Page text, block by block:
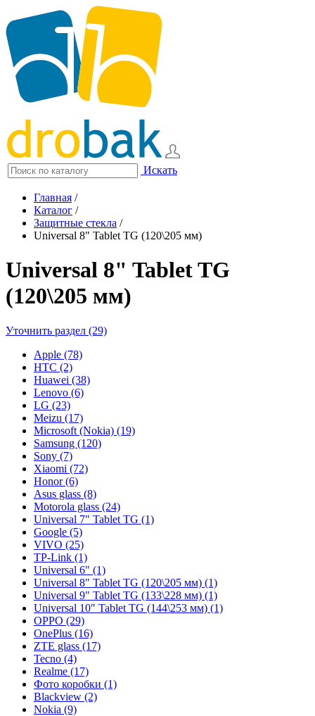
Искать
Главная /
Каталог /
Защитные стекла /
Universal 8" Tablet TG (120\205 мм)
Universal 8" Tablet TG
(120\205 мм)
Уточнить раздел (29)
Apple (78)
HTC (2)
Huawei (38)
Lenovo (6)
LG (23)
Meizu (17)
Microsoft (Nokia) (19)
Samsung (120)
Sony (7)
Xiaomi (72)
Honor (6)
Asus glass (8)
Motorola glass (24)
Universal 7" Tablet TG (1)
Google (5)
VIVO (25)
TP-Link (1)
Universal 6" (1)
Universal 8" Tablet TG (120\205 мм) (1)
Universal 9" Tablet TG (133\228 мм) (1)
Universal 10" Tablet TG (144\253 мм) (1)
OPPO (29)
OnePlus (16)
ZTE glass (17)
Tecno (4)
Realme (17)
Фото коробки (1)
Blackview (2)
Nokia (9)